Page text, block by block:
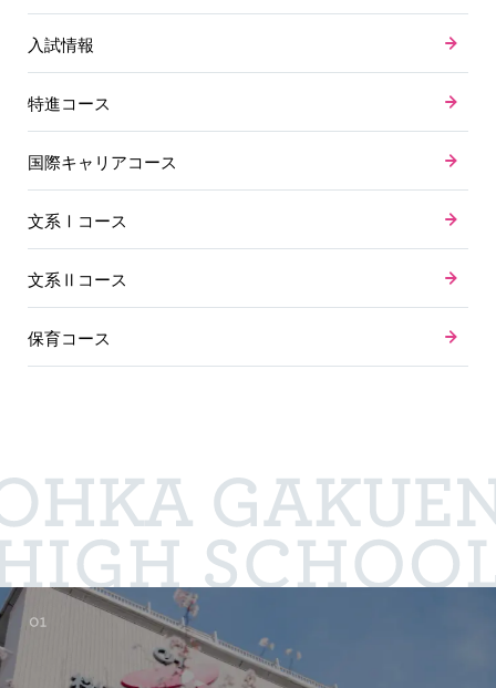
入試情報
特進コース
国際キャリアコース
文系Ⅰコース
文系Ⅱコース
保育コース